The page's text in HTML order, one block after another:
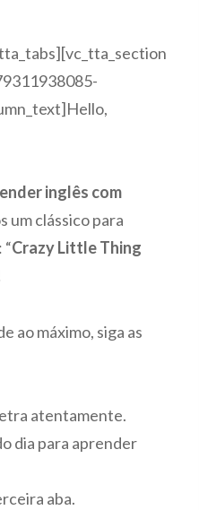
inglês com
um clássico para
Crazy Little Thing
ao máximo, siga as
atentamente.
dia para aprender
aba.